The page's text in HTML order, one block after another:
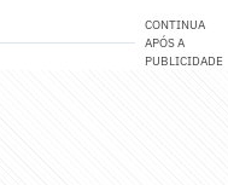
CONTINUA
APÓS A
PUBLICIDADE